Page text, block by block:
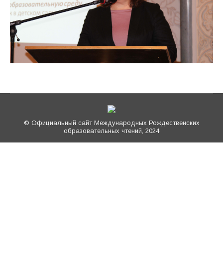
© Официальный сайт Международных Рождественских
образовательных чтений, 2024